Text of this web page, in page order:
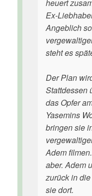
heuert
Ex-
Angeblich
steht es
Der Plan
Stattdessen
das Opfer
Yasemins
bringen sie
Adem
aber. Adem
zurück in
sie dort.